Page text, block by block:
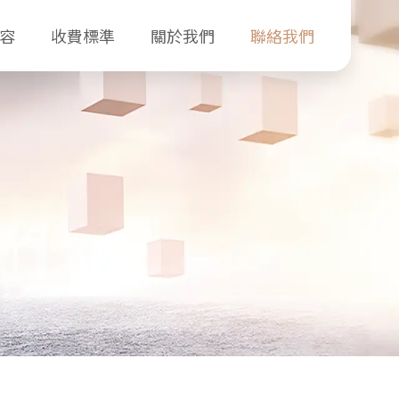
收費標準 關於我們 聯絡我們